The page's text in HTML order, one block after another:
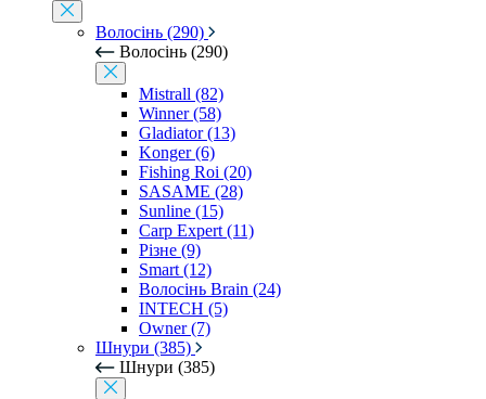
Волосінь (290)
Волосінь (290)
Mistrall (82)
Winner (58)
Gladiator (13)
Konger (6)
Fishing Roi (20)
SASAME (28)
Sunline (15)
Carp Expert (11)
Різне (9)
Smart (12)
Волосінь Brain (24)
INTECH (5)
Owner (7)
Шнури (385)
Шнури (385)